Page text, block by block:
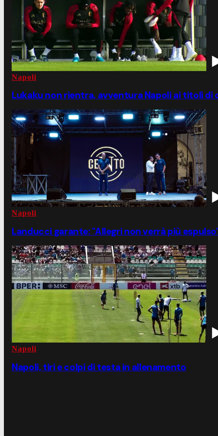
Napoli
Lukaku non rientra, avventura Napoli ai titoli di
Napoli
Landucci garante: "Allegri non verrà più
Napoli
Napoli, tiri e colpi di testa in allenamento